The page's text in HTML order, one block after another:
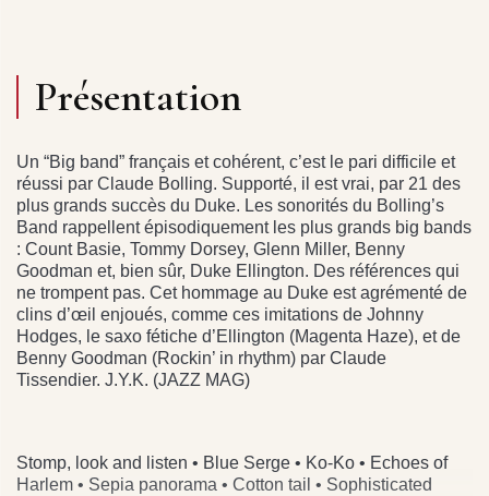
Présentation
Un “Big band” français et cohérent, c’est le pari difficile et
réussi par Claude Bolling. Supporté, il est vrai, par 21 des
plus grands succès du Duke. Les sonorités du Bolling’s
Band rappellent épisodiquement les plus grands big bands
: Count Basie, Tommy Dorsey, Glenn Miller, Benny
Goodman et, bien sûr, Duke Ellington. Des références qui
ne trompent pas. Cet hommage au Duke est agrémenté de
clins d’œil enjoués, comme ces imitations de Johnny
Hodges, le saxo fétiche d’Ellington (Magenta Haze), et de
Benny Goodman (Rockin’ in rhythm) par Claude
Tissendier. J.Y.K. (JAZZ MAG)
Stomp, look and listen • Blue Serge • Ko-Ko • Echoes of
Harlem • Sepia panorama • Cotton tail • Sophisticated